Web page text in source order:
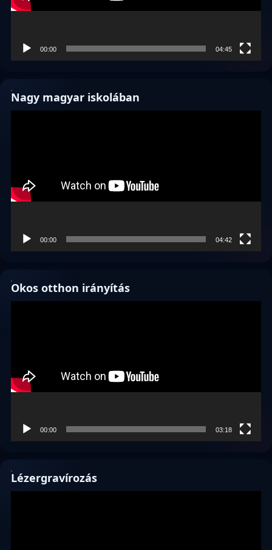
00:00 04:45
Nagy magyar iskolában
00:00 04:42
Okos otthon irányítás
00:00 03:18
Lézergravírozás